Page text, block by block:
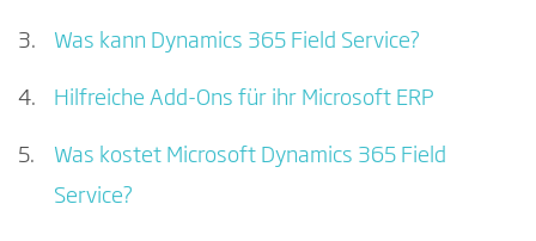
Was kann Dynamics 365 Field Service?
Hilfreiche Add-Ons für ihr Microsoft ERP
Was kostet Microsoft Dynamics 365 Field
Service?